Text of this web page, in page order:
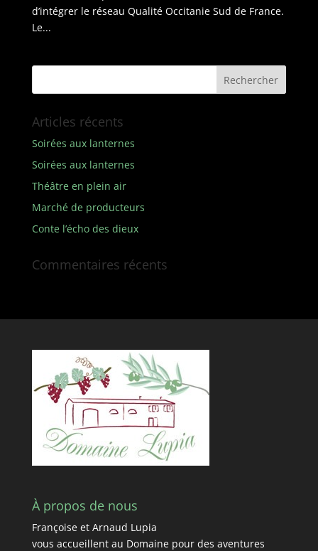
d’intégrer le réseau Qualité Occitanie Sud de France.
Le...
Articles récents
Soirées aux lanternes
Soirées aux lanternes
Théâtre en plein air
Marché de producteurs
Conte l’écho des dieux
Commentaires récents
À propos de nous
Françoise et Arnaud Lupia
vous accueillent au Domaine pour des aventures